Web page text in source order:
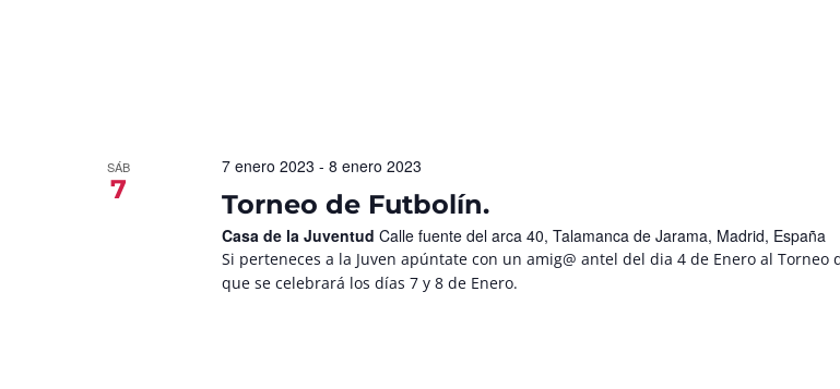
SÁB
7 Torneo de Futbolín.
7 enero 2023 - 8 enero 2023
Casa de la Juventud Calle fuente del arca 40, Talamanca de Jarama, Madrid, España
Si perteneces a la Juven apúntate con un amig@ antel del dia 4 de Enero al Torneo
que se celebrará los días 7 y 8 de Enero.